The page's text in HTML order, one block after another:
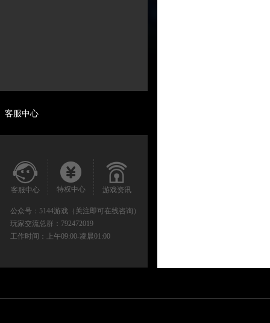
客服中心
客服中心 特权中心 游戏资讯
公众号： 5144游戏（关注即可在线咨询）
玩家交流总群： 792472019
工作时间：
上午09:00-凌晨01:00